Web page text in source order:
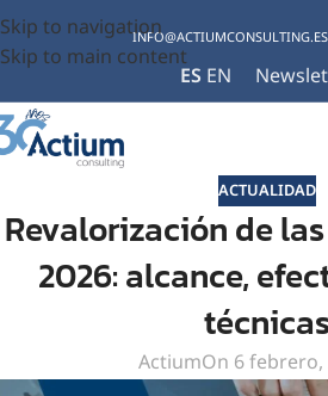
Skip to navigation
Skip to main content
INFO@ACTIUMCONSULTING.ES
ES EN
ACTUALIDAD
Revalorización de
2026: alcance,
ActiumOn 6 febrero,